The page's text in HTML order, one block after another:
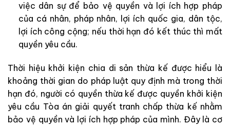
việc dân sự để bảo vệ quyền và lợi ích hợp pháp
của cá nhân, pháp nhân, lợi ích quốc gia, dân tộc,
lợi ích công cộng; nếu thời hạn đó kết thúc thì mất
quyền yêu cầu.
Thời hiệu khởi kiện chia di sản thừa kế được hiểu là
khoảng thời gian do pháp luật quy định mà trong thời
hạn đó, người có quyền thừa kế được quyền khởi kiện
yêu cầu Tòa án giải quyết tranh chấp thừa kế nhằm
bảo vệ quyền và lợi ích hợp pháp của mình. Đây là cơ